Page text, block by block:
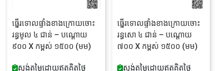
ធ្នើរទោលផ្ទាំងខាងក្រោយចោះ
រន្ធមូល ៤ ជាន់ – បណ្តោយ
៩០០ X កម្ពស់ ១៥០០ (មម)
ស្ទង់តម្លៃដោយឥតគិតថ្លៃ
ធ្នើរទោលផ្ទាំងខាងក្រោយចោះ
រន្ធសោ ៤ ជាន់ – បណ្តោយ
៧០០ X កម្ពស់ ១៥០០ (មម)
ស្ទង់តម្លៃដោយឥតគិតថ្លៃ